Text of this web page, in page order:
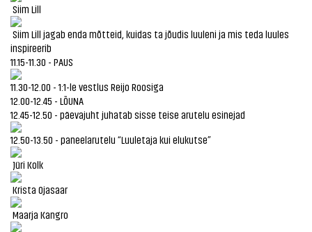
Siim Lill
Siim Lill jagab enda mõtteid, kuidas ta jõudis luuleni ja mis teda luules
inspireerib
11.15-11.30 - PAUS
11.30-12.00 - 1:1-le vestlus Reijo Roosiga
12.00-12.45 - LÕUNA
12.45-12.50 - päevajuht juhatab sisse teise arutelu esinejad
12.50-13.50 - paneelarutelu “Luuletaja kui elukutse”
Jüri Kolk
Krista Ojasaar
Maarja Kangro